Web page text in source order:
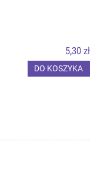
5,30 zł
DO KOSZYKA